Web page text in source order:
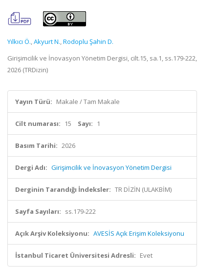
Yılkıcı Ö.,Akyurt N.,Rodoplu Şahin D.
Girişimcilik ve İnovasyon Yönetim Dergisi, cilt.15, sa.1, ss.179-222,
2026 (TRDizin)
Yayın Türü: Makale / Tam Makale
Cilt numarası: 15 Sayı: 1
Basım Tarihi: 2026
Dergi Adı: Girişimcilik ve İnovasyon Yönetim Dergisi
Derginin Tarandığı İndeksler: TR DİZİN (ULAKBİM)
Sayfa Sayıları: ss.179-222
Açık Arşiv Koleksiyonu: AVESİS Açık Erişim Koleksiyonu
İstanbul Ticaret Üniversitesi Adresli: Evet